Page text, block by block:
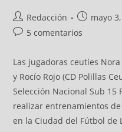
Redacción mayo
5 comentarios
Las jugadoras ceutíes
y Rocío Rojo (CD Polillas
Selección Nacional Sub 15
realizar entrenamientos
en la Ciudad del Fútbol de